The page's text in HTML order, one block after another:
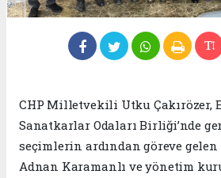
CHP Milletvekili Utku Çakırözer,
Sanatkarlar Odaları Birliği’nde
seçimlerin ardından göreve
Adnan Karamanlı ve yönetim